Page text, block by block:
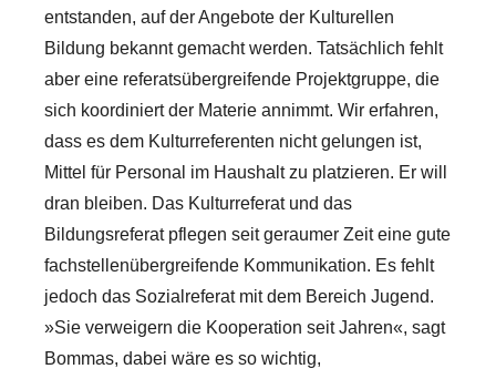
entstanden, auf der Angebote der Kulturellen
Bildung bekannt gemacht werden. Tatsächlich fehlt
aber eine referatsübergreifende Projektgruppe, die
sich koordiniert der Materie annimmt. Wir erfahren,
dass es dem Kulturreferenten nicht gelungen ist,
Mittel für Personal im Haushalt zu platzieren. Er will
dran bleiben. Das Kulturreferat und das
Bildungsreferat pflegen seit geraumer Zeit eine gute
fachstellenübergreifende Kommunikation. Es fehlt
jedoch das Sozialreferat mit dem Bereich Jugend.
»Sie verweigern die Kooperation seit Jahren«, sagt
Bommas, dabei wäre es so wichtig,